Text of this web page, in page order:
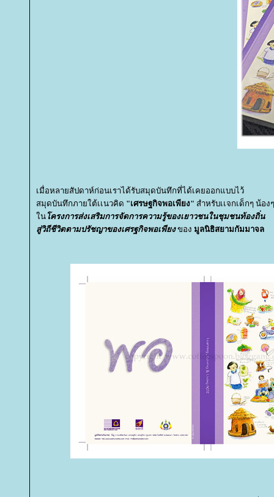
เมื่อหลายสัปดาห์ก่อนเราได้รับสมุดบันทึกที่ได้เคยออกแบบไว้
สมุดบันทึกภายใต้เเนวคิด "เศรษฐกิจพอเพียง" สำหรับเเจกเด็กๆ น้อ
นครงการส่งเสริมการจัดการความรู้ของเยาวชนในชุมชนท้องถิ่น
สู่วิถีชีวิตตามปรัชญาของเศรฐกิจพอเพียงของ มูลนิธิสยามกัมมาจล